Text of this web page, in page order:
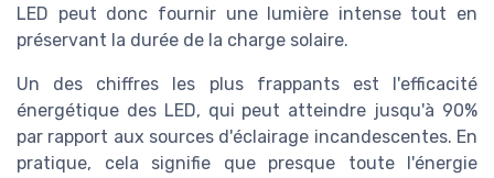
LED peut donc fournir une lumière intense tout en
préservant la durée de la charge solaire.
Un des chiffres les plus frappants est l'efficacité
énergétique des LED, qui peut atteindre jusqu'à 90%
par rapport aux sources d'éclairage incandescentes. En
pratique, cela signifie que presque toute l'énergie